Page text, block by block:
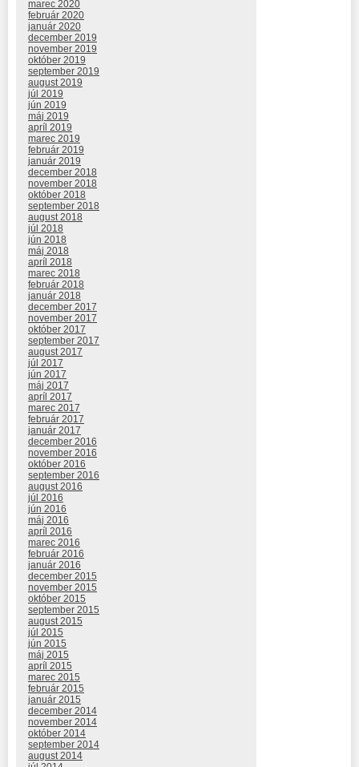
marec 2020
február 2020
január 2020
december 2019
november 2019
október 2019
september 2019
august 2019
júl 2019
jún 2019
máj 2019
apríl 2019
marec 2019
február 2019
január 2019
december 2018
november 2018
október 2018
september 2018
august 2018
júl 2018
jún 2018
máj 2018
apríl 2018
marec 2018
február 2018
január 2018
december 2017
november 2017
október 2017
september 2017
august 2017
júl 2017
jún 2017
máj 2017
apríl 2017
marec 2017
február 2017
január 2017
december 2016
november 2016
október 2016
september 2016
august 2016
júl 2016
jún 2016
máj 2016
apríl 2016
marec 2016
február 2016
január 2016
december 2015
november 2015
október 2015
september 2015
august 2015
júl 2015
jún 2015
máj 2015
apríl 2015
marec 2015
február 2015
január 2015
december 2014
november 2014
október 2014
september 2014
august 2014